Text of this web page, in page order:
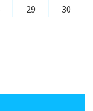
29
30